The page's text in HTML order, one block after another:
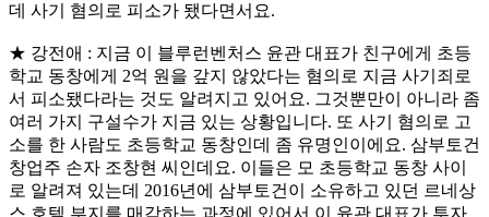
데 사기 혐의로 피소가 됐다면서요.
★ 강전애 : 지금 이 블루런벤처스 윤관 대표가 친구에게 초등
학교 동창에게 2억 원을 갚지 않았다는 혐의로 지금 사기죄로
서 피소됐다라는 것도 알려지고 있어요. 그것뿐만이 아니라 좀
여러 가지 구설수가 지금 있는 상황입니다. 또 사기 혐의로 고
소를 한 사람도 초등학교 동창인데 좀 유명인이에요. 삼부토건
창업주 손자 조창현 씨인데요. 이들은 모 초등학교 동창 사이
로 알려져 있는데 2016년에 삼부토건이 소유하고 있던 르네상